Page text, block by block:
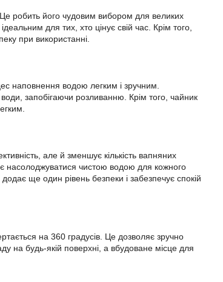
робить його чудовим вибором для великих
для тих, хто цінує свій час. Крім того,
при використанні.
наповнення водою легким і зручним.
запобігаючи розливанню. Крім того, чайник
але й зменшує кількість вапняних
насолоджуватися чистою водою для кожного
ще один рівень безпеки і забезпечує спокій
на 360 градусів. Це дозволяє зручно
на будь-якій поверхні, а вбудоване місце для